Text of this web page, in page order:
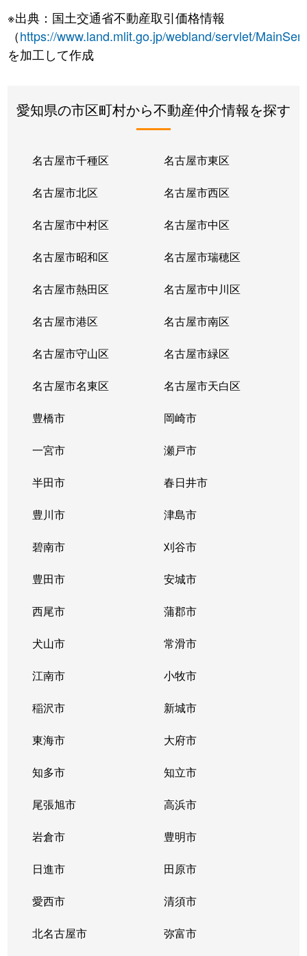
※出典：国土交通省不動産取引価格情報
（https://www.land.mlit.go.jp/webland/servlet/
を加工して作成
愛知県の市区町村から不動産仲介情報を探す
名古屋市千種区 名古屋市東区
名古屋市北区 名古屋市西区
名古屋市中村区 名古屋市中区
名古屋市昭和区 名古屋市瑞穂区
名古屋市熱田区 名古屋市中川区
名古屋市港区 名古屋市南区
名古屋市守山区 名古屋市緑区
名古屋市名東区 名古屋市天白区
豊橋市 岡崎市
一宮市 瀬戸市
半田市 春日井市
豊川市 津島市
碧南市 刈谷市
豊田市 安城市
西尾市 蒲郡市
犬山市 常滑市
江南市 小牧市
稲沢市 新城市
東海市 大府市
知多市 知立市
尾張旭市 高浜市
岩倉市 豊明市
日進市 田原市
愛西市 清須市
北名古屋市 弥富市